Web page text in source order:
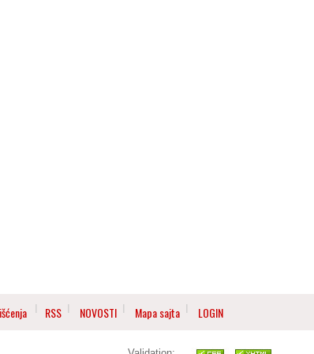
RSS NOVOSTI Mapa sajta LOGIN